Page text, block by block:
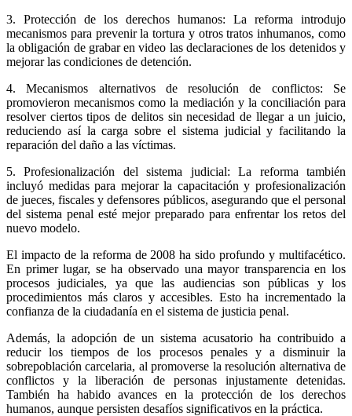
3. Protección de los derechos humanos: La reforma introdujo
mecanismos para prevenir la tortura y otros tratos inhumanos, como
la obligación de grabar en video las declaraciones de los detenidos y
mejorar las condiciones de detención.
4. Mecanismos alternativos de resolución de conflictos: Se
promovieron mecanismos como la mediación y la conciliación para
resolver ciertos tipos de delitos sin necesidad de llegar a un juicio,
reduciendo así la carga sobre el sistema judicial y facilitando la
reparación del daño a las víctimas.
5. Profesionalización del sistema judicial: La reforma también
incluyó medidas para mejorar la capacitación y profesionalización
de jueces, fiscales y defensores públicos, asegurando que el personal
del sistema penal esté mejor preparado para enfrentar los retos del
nuevo modelo.
El impacto de la reforma de 2008 ha sido profundo y multifacético.
En primer lugar, se ha observado una mayor transparencia en los
procesos judiciales, ya que las audiencias son públicas y los
procedimientos más claros y accesibles. Esto ha incrementado la
confianza de la ciudadanía en el sistema de justicia penal.
Además, la adopción de un sistema acusatorio ha contribuido a
reducir los tiempos de los procesos penales y a disminuir la
sobrepoblación carcelaria, al promoverse la resolución alternativa de
conflictos y la liberación de personas injustamente detenidas.
También ha habido avances en la protección de los derechos
humanos, aunque persisten desafíos significativos en la práctica.